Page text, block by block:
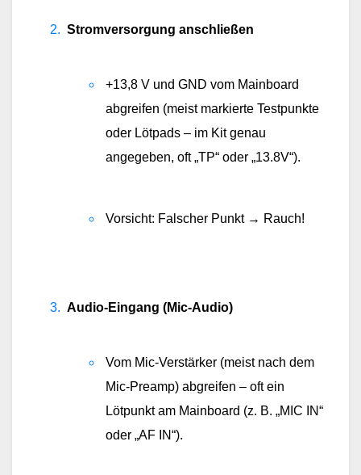
Stromversorgung anschließen
+13,8 V und GND vom Mainboard
abgreifen (meist markierte Testpunkte
oder Lötpads – im Kit genau
angegeben, oft „TP“ oder „13.8V“).
Vorsicht: Falscher Punkt → Rauch!
Audio-Eingang (Mic-Audio)
Vom Mic-Verstärker (meist nach dem
Mic-Preamp) abgreifen – oft ein
Lötpunkt am Mainboard (z. B. „MIC IN“
oder „AF IN“).